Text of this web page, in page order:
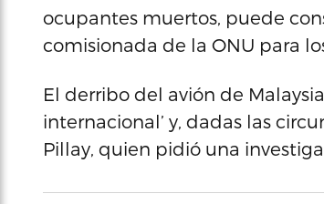
ocupantes muertos, puede
comisionada de la ONU para
El derribo del avión de
internacional’ y, dadas las
Pillay, quien pidió una